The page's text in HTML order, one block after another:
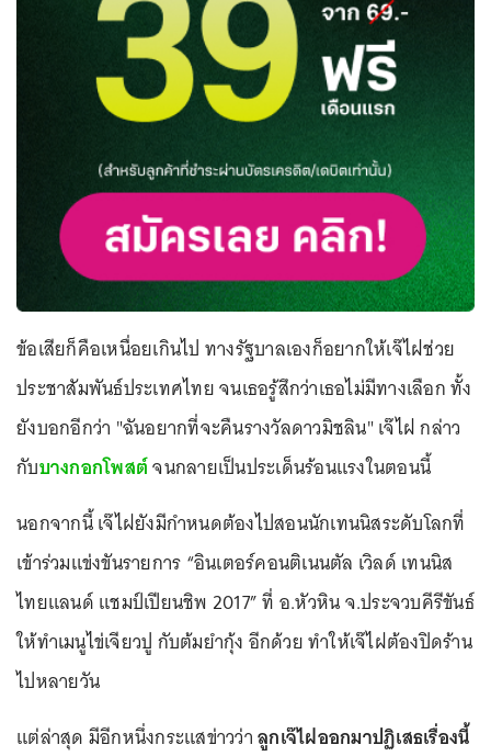
ข้อเสียก็คือเหนื่อยเกินไป ทางรัฐบาลเองก็อยากให้เจ๊ไฝช่วย
ประชาสัมพันธ์ประเทศไทย จนเธอรู้สึกว่าเธอไม่มีทางเลือก ทั้ง
ยังบอกอีกว่า "ฉันอยากที่จะคืนรางวัลดาวมิชลิน" เจ๊ไฝ กล่าว
กับบางกอกโพสต์จนกลายเป็นประเด็นร้อนแรงในตอนนี้
นอกจากนี้ เจ๊ไฝยังมีกำหนดต้องไปสอนนักเทนนิสระดับโลกที่
เข้าร่วมแข่งขันรายการ “อินเตอร์คอนติเนนตัล เวิลด์ เทนนิส
ไทยแลนด์ แชมป์เปียนชิพ 2017” ที่ อ.หัวหิน จ.ประจวบคีรีขันธ์
ให้ทำเมนูไข่เจียวปู กับต้มยำกุ้ง อีกด้วย ทำให้เจ๊ไฝต้องปิดร้าน
ไปหลายวัน
แต่ล่าสุด มีอีกหนึ่งกระแสข่าวว่าลูกเจ๊ไฝออกมาปฏิเสธเรื่องนี้